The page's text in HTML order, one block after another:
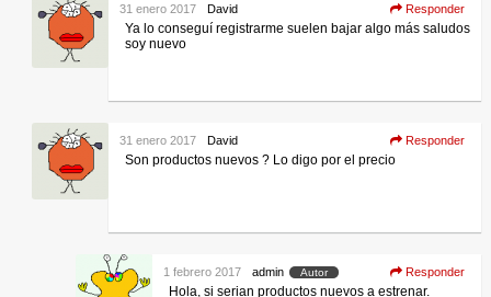
David
31 enero 2017 Responder
Ya lo conseguí registrarme suelen bajar algo más saludos
soy nuevo
David
31 enero 2017 Responder
Son productos nuevos ? Lo digo por el precio
admin Autor
1 febrero 2017 Responder
Hola, si serian productos nuevos a estrenar.